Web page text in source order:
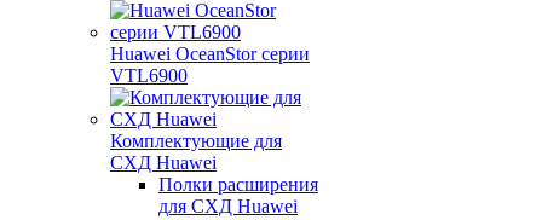
Huawei OceanStor серии
VTL6900
Комплектующие для
СХД Huawei
Полки расширения
для СХД Huawei